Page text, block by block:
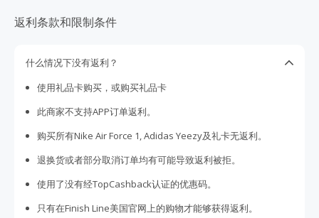
返利条款和限制条件
什么情况下没有返利？
使用礼品卡购买，或购买礼品卡
此商家不支持APP订单返利。
购买所有Nike Air Force 1, Adidas Yeezy及礼卡无返利。
退换货或者部分取消订单均有可能导致返利被拒。
使用了没有经TopCashback认证的优惠码。
只有在Finish Line美国官网上的购物才能够获得返利。